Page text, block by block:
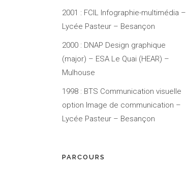
2001 : FCIL Infographie-multimédia –
Lycée Pasteur – Besançon
2000 : DNAP Design graphique
(major) – ESA Le Quai (HEAR) –
Mulhouse
1998 : BTS Communication visuelle
option Image de communication –
Lycée Pasteur – Besançon
PARCOURS